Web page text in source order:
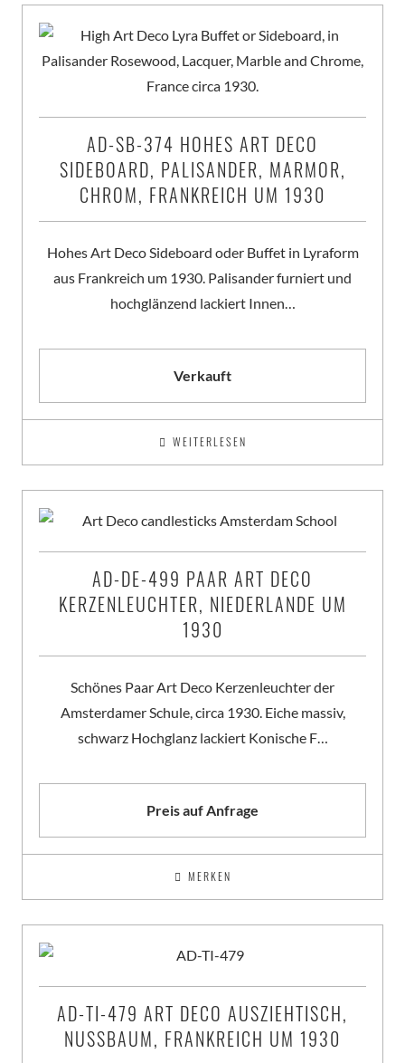
AD-SB-374 HOHES ART DECO
SIDEBOARD, PALISANDER, MARMOR,
CHROM, FRANKREICH UM 1930
Hohes Art Deco Sideboard oder Buffet in Lyraform
aus Frankreich um 1930. Palisander furniert und
hochglänzend lackiert Innen…
Verkauft
WEITERLESEN
AD-DE-499 PAAR ART DECO
KERZENLEUCHTER, NIEDERLANDE UM
1930
Schönes Paar Art Deco Kerzenleuchter der
Amsterdamer Schule, circa 1930. Eiche massiv,
schwarz Hochglanz lackiert Konische F…
Preis auf Anfrage
MERKEN
AD-TI-479 ART DECO AUSZIEHTISCH,
NUSSBAUM, FRANKREICH UM 1930